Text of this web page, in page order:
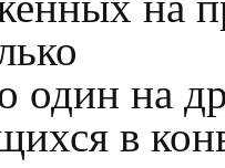
один на
в